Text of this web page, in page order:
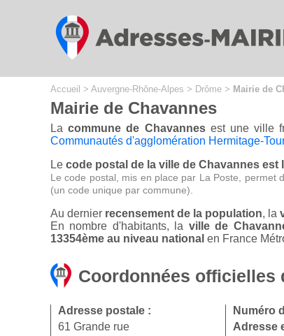
Accueil > Auvergne-Rhône-Alpes > Drôme > Mairie de
Mairie de Chavannes
Lacommune de Chavannesest une ville
Communautés d'agglomération Hermitage-
Le code postal de la ville de Chavannes est
Le code postal, mis en place par La Poste, permet
(un code unique par commune).
Au dernier recensement de la population, la
En nombre d'habitants, la ville de
13354ème au niveau national en France
Coordonnées officielles
Adresse postale :
61 Grande rue
Numéro
Adresse